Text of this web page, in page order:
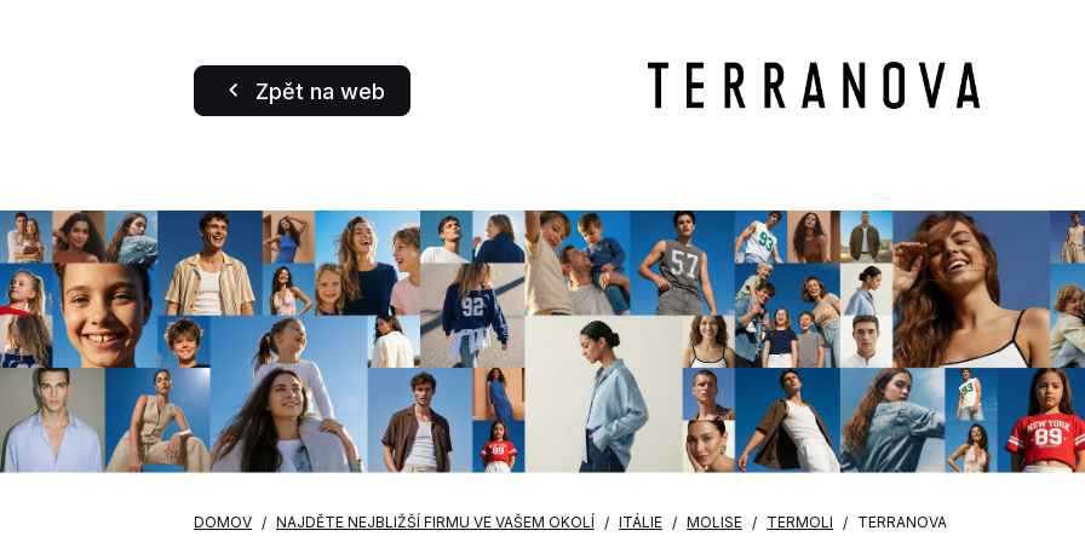
Zpět na web
DOMOV NAJDĚTE NEJBLIŽŠÍ FIRMU VE VAŠEM OKOLÍ ITÁLIE MOLISE TERMOLI TERRANOVA